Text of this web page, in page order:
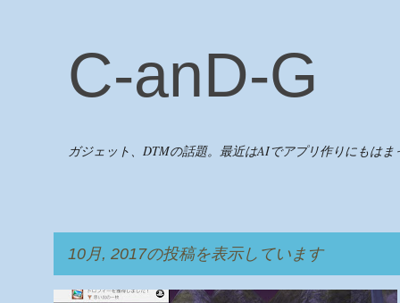
C-anD-G
ガジェット、DTMの話題。最近はAIでアプリ作りにもはま
10月, 2017の投稿を表示しています